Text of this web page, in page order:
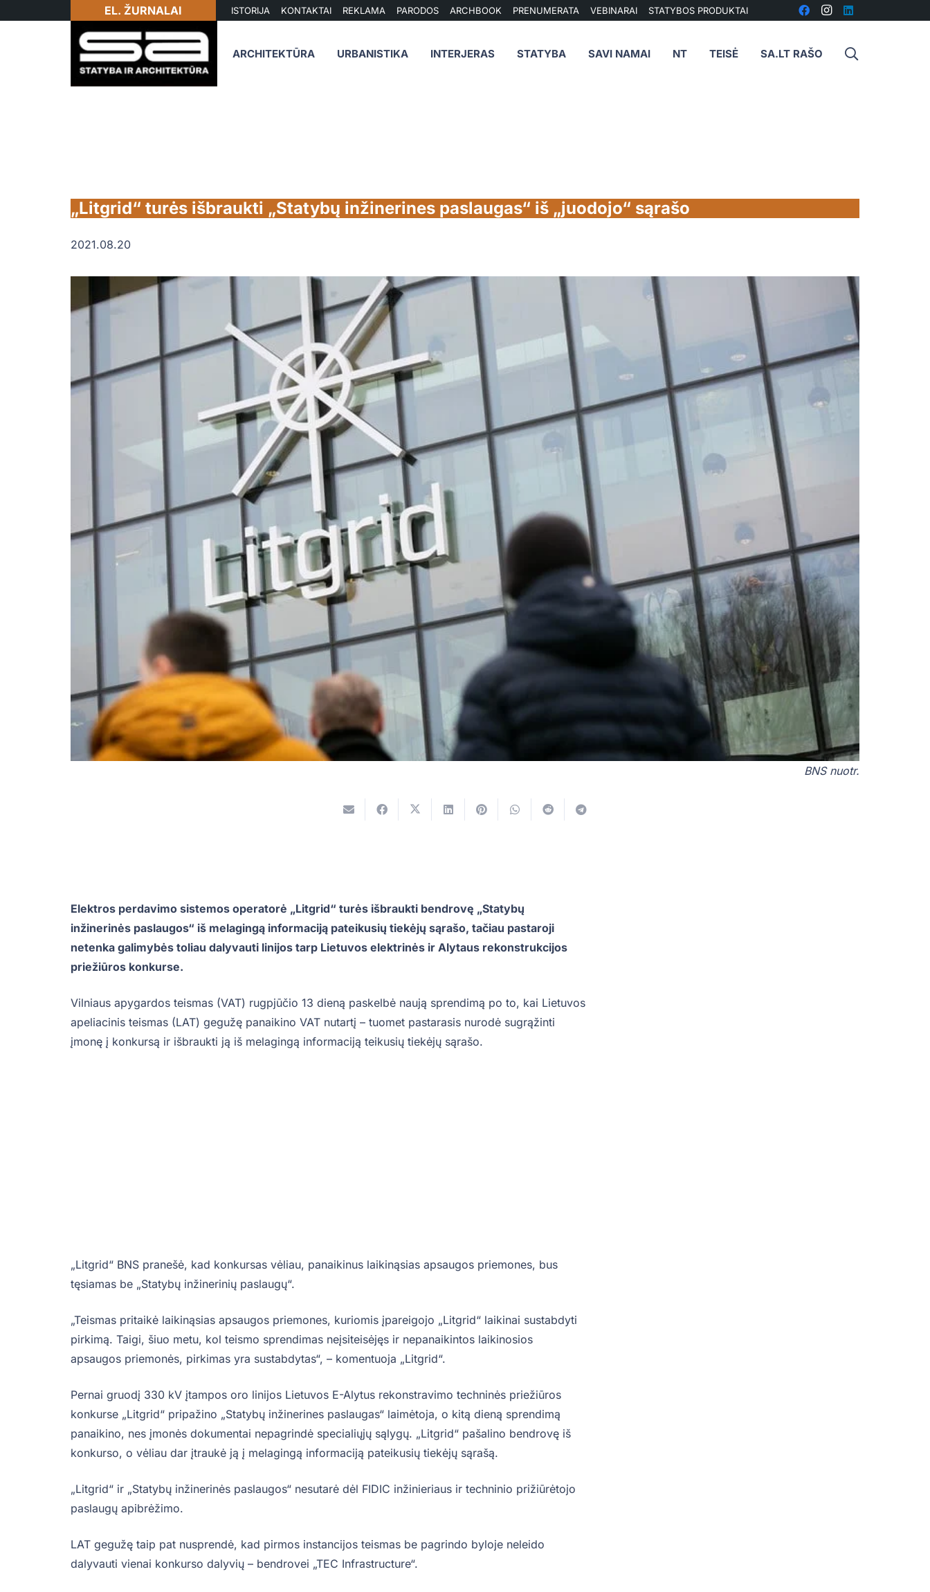
EL. ŽURNALAI ISTORIJA KONTAKTAI REKLAMA PARODOS ARCHBOOK PRENUMERATA VEBINARAI STATYBOS PRODUKTAI
ARCHITEKTŪRA URBANISTIKA INTERJERAS STATYBA SAVI NAMAI NT TEISĖ SA.LT RAŠO
„Litgrid“ turės išbraukti „Statybų inžinerines paslaugas“ iš „juodojo“ sąrašo
2021.08.20
BNS nuotr.
Elektros perdavimo sistemos operatorė „Litgrid“ turės išbraukti bendrovę „Statybų
inžinerinės paslaugos“ iš melagingą informaciją pateikusių tiekėjų sąrašo, tačiau pastaroji
netenka galimybės toliau dalyvauti linijos tarp Lietuvos elektrinės ir Alytaus rekonstrukcijos
priežiūros konkurse.
Vilniaus apygardos teismas (VAT) rugpjūčio 13 dieną paskelbė naują sprendimą po to, kai Lietuvos
apeliacinis teismas (LAT) gegužę panaikino VAT nutartį – tuomet pastarasis nurodė sugrąžinti
įmonę į konkursą ir išbraukti ją iš melagingą informaciją teikusių tiekėjų sąrašo.
„Litgrid“ BNS pranešė, kad konkursas vėliau, panaikinus laikinąsias apsaugos priemones, bus
tęsiamas be „Statybų inžinerinių paslaugų“.
„Teismas pritaikė laikinąsias apsaugos priemones, kuriomis įpareigojo „Litgrid“ laikinai sustabdyti
pirkimą. Taigi, šiuo metu, kol teismo sprendimas neįsiteisėjęs ir nepanaikintos laikinosios
apsaugos priemonės, pirkimas yra sustabdytas“, – komentuoja „Litgrid“.
Pernai gruodį 330 kV įtampos oro linijos Lietuvos E-Alytus rekonstravimo techninės priežiūros
konkurse „Litgrid“ pripažino „Statybų inžinerines paslaugas“ laimėtoja, o kitą dieną sprendimą
panaikino, nes įmonės dokumentai nepagrindė specialiųjų sąlygų. „Litgrid“ pašalino bendrovę iš
konkurso, o vėliau dar įtraukė ją į melagingą informaciją pateikusių tiekėjų sąrašą.
„Litgrid“ ir „Statybų inžinerinės paslaugos“ nesutarė dėl FIDIC inžinieriaus ir techninio prižiūrėtojo
paslaugų apibrėžimo.
LAT gegužę taip pat nusprendė, kad pirmos instancijos teismas be pagrindo byloje neleido
dalyvauti vienai konkurso dalyvių – bendrovei „TEC Infrastructure“.